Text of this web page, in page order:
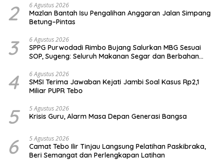
2 6 Agustus 2026
Mazlan Bantah Isu Pengalihan Anggaran Jalan Simpang
Betung–Pintas
3 6 Agustus 2026
SPPG Purwodadi Rimbo Bujang Salurkan MBG Sesuai
SOP, Sugeng: Seluruh Makanan Segar dan Berbahan
4 6 Agustus 2026
SMSI Terima Jawaban Kejati Jambi Soal Kasus Rp2,1
Miliar PUPR Tebo
5 5 Agustus 2026
Krisis Guru, Alarm Masa Depan Generasi Bangsa
6 5 Agustus 2026
Camat Tebo Ilir Tinjau Langsung Pelatihan Paskibraka,
Beri Semangat dan Perlengkapan Latihan